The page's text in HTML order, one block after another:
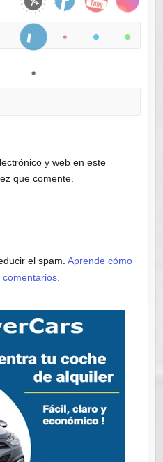
y web en este
que comente.
el spam. Aprende cómo